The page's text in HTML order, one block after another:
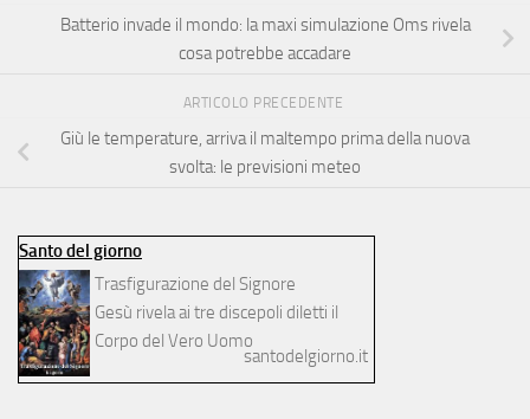
Batterio invade il mondo: la maxi simulazione Oms rivela
cosa potrebbe accadare
ARTICOLO PRECEDENTE
Giù le temperature, arriva il maltempo prima della nuova
svolta: le previsioni meteo
Santo del giorno
Trasfigurazione del Signore
Gesù rivela ai tre discepoli diletti il
Corpo del Vero Uomo
santodelgiorno.it